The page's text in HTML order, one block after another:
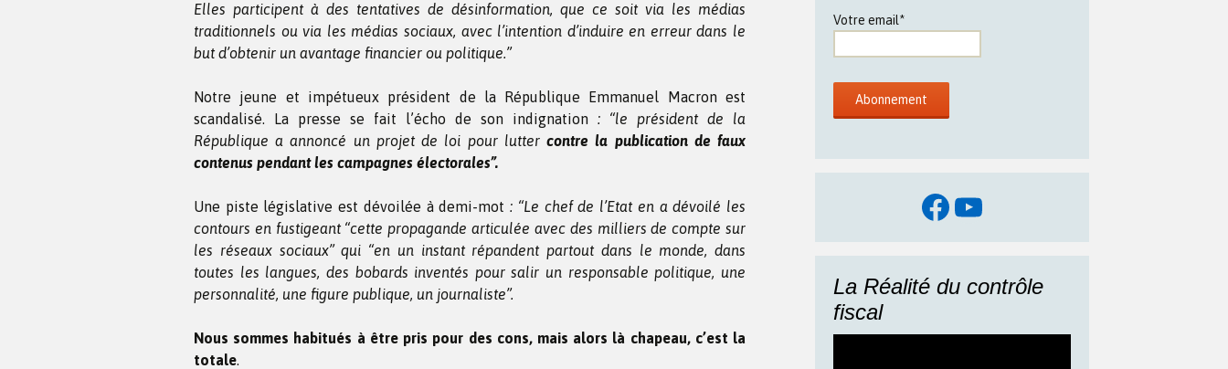
Elles participent à des tentatives de désinformation, que ce soit via les médias
traditionnels ou via les médias sociaux, avec l’intention d’induire en erreur dans le
but d’obtenir un avantage financier ou politique.”
Notre jeune et impétueux président de la République Emmanuel Macron est
scandalisé. La presse se fait l’écho de son indignation : “le président de la
République a annoncé un projet de loi pour luttercontre la publication de faux
contenus pendant les campagnes électorales”.
Une piste législative est dévoilée à demi-mot: “Le chef de l’Etat en a dévoilé les
contours en fustigeant “cette propagande articulée avec des milliers de compte sur
les réseaux sociaux” qui “en un instant répandent partout dans le monde, dans
toutes les langues, des bobards inventés pour salir un responsable politique, une
personnalité, une figure publique, un journaliste”.
Nous sommes habitués à être pris pour des cons, mais alors là chapeau, c’est la
totale.
Votre email*
Facebook
YouTube
La Réalité du contrôle
fiscal